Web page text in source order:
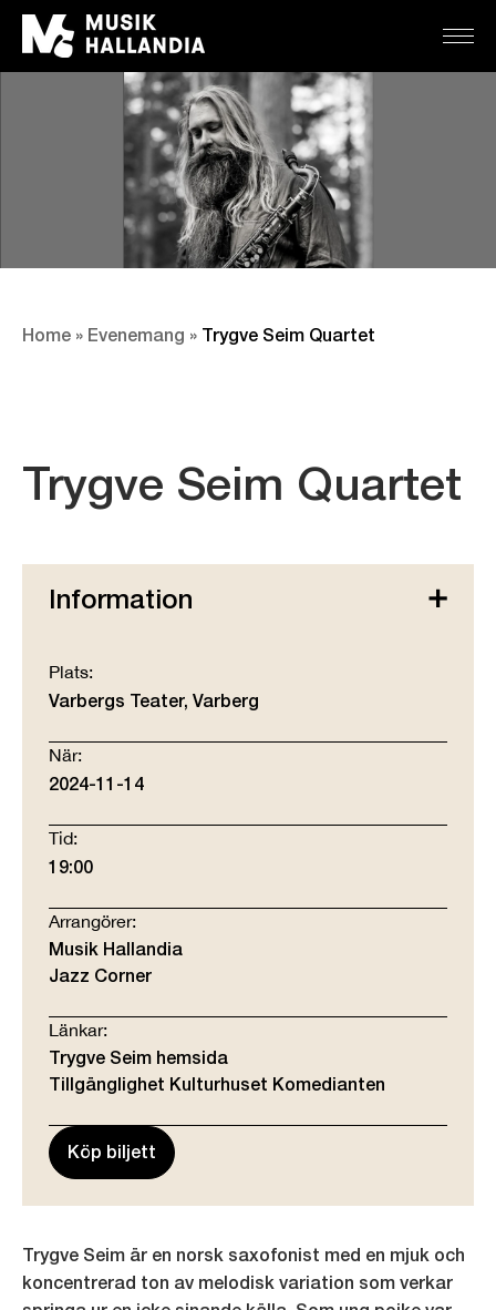
Home » Evenemang » Trygve Seim Quartet
Trygve Seim Quartet
Trygve Seim är en norsk saxofonist med en mjuk och
koncentrerad ton av melodisk variation som verkar
Information
Plats:
Varbergs Teater, Varberg
När:
2024-11-14
Tid:
19:00
Arrangörer:
Musik Hallandia
Jazz Corner
Länkar:
Trygve Seim hemsida
Tillgänglighet Kulturhuset Komedianten
Köp biljett